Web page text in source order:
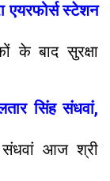
एयरफोर्स स्टेशन
के बाद सुरक्षा
सिंह संधवां,
संधवां आज श्री